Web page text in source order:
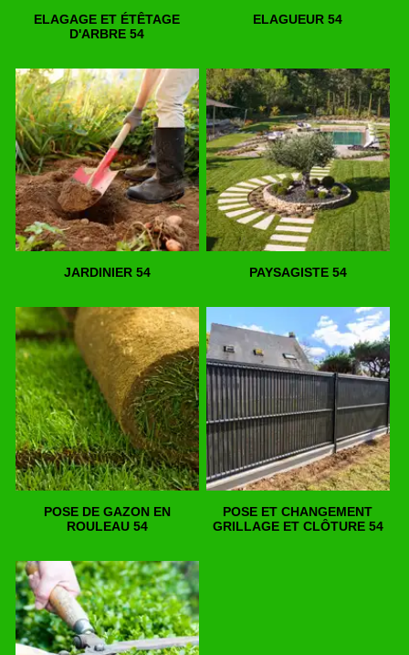
ELAGAGE ET ÉTÊTAGE
D'ARBRE 54
ELAGUEUR 54
JARDINIER 54 PAYSAGISTE 54
POSE DE GAZON EN
ROULEAU 54
POSE ET CHANGEMENT
GRILLAGE ET CLÔTURE 54